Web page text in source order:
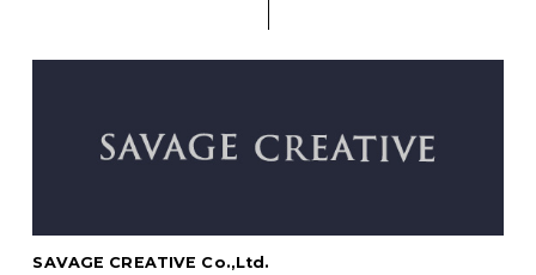
SAVAGE CREATIVE Co.,Ltd.